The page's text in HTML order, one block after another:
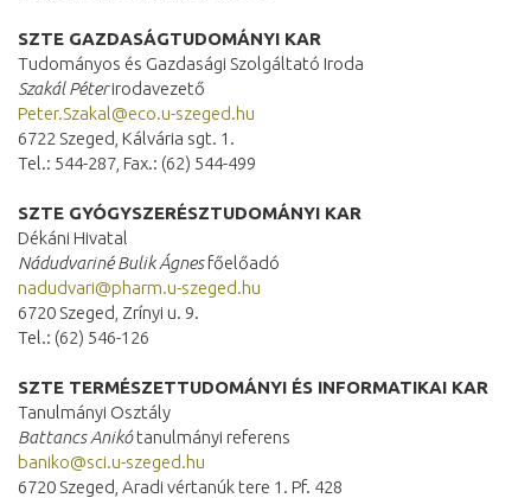
SZTE GAZDASÁGTUDOMÁNYI KAR
Tudományos és Gazdasági Szolgáltató Iroda
Szakál Péterirodavezető
Peter.Szakal@eco.u-szeged.hu
6722 Szeged, Kálvária sgt. 1.
Tel.: 544-287, Fax.: (62) 544-499
SZTE GYÓGYSZERÉSZTUDOMÁNYI KAR
Dékáni Hivatal
Nádudvariné Bulik Ágnesfőelőadó
nadudvari@pharm.u-szeged.hu
6720 Szeged, Zrínyi u. 9.
Tel.: (62) 546-126
SZTE TERMÉSZETTUDOMÁNYI ÉS INFORMATIKAI KAR
Tanulmányi Osztály
Battancs Anikótanulmányi referens
baniko@sci.u-szeged.hu
6720 Szeged, Aradi vértanúk tere 1. Pf. 428